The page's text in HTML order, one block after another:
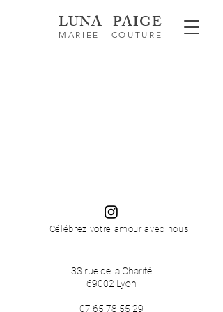
LUNA PAIGE
MARIEE COUTURE
Célébrez votre amour avec nous
33 rue de la Charité
69002 Lyon​​
07 65 78 55 29